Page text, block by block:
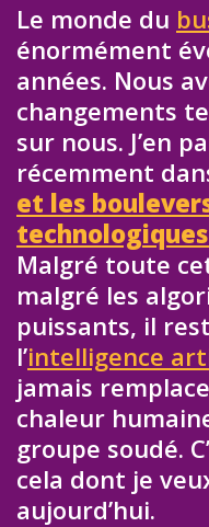
Le monde du
énormément
années. Nous
changements
sur nous. J’en
récemment
et les
Malgré toute
malgré les
puissants, il
l’intelligence
jamais
chaleur
groupe soudé.
cela dont je
aujourd’hui.